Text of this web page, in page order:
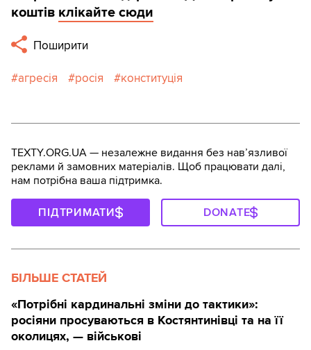
коштів клікайте сюди
Поширити
агресія росія конституція
TEXTY.ORG.UA — незалежне видання без навʼязливої
реклами й замовних матеріалів. Щоб працювати далі,
нам потрібна ваша підтримка.
ПІДТРИМАТИ DONATE
БІЛЬШЕ СТАТЕЙ
«Потрібні кардинальні зміни до тактики»:
росіяни просуваються в Костянтинівці та на її
околицях, — військові